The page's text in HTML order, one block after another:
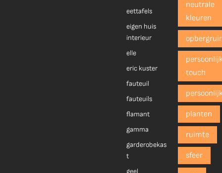
eettafels
eigen huis
interieur
elle
eric kuster
fauteuil
fauteuils
flamant
gamma
garderobekas
t
geel
neutrale
kleuren
touch
planten
ruimte
sfeer